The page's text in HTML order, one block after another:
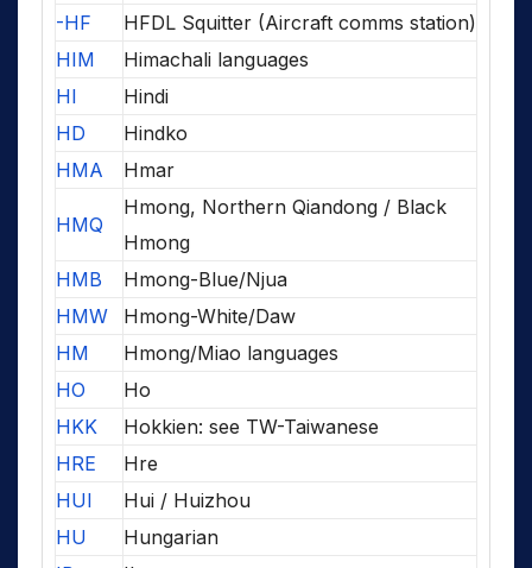
-HF
HFDL Squitter (Aircraft comms station)
HIM
Himachali languages
HI
Hindi
HD
Hindko
HMA
Hmar
HMQ
Hmong, Northern Qiandong / Black
Hmong
HMB
Hmong-Blue/Njua
HMW
Hmong-White/Daw
HM
Hmong/Miao languages
HO
Ho
HKK
Hokkien: see TW-Taiwanese
HRE
Hre
HUI
Hui / Huizhou
HU
Hungarian